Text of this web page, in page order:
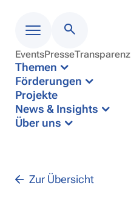
Menü
EventsPresseTransparenz
Themen
Förderungen
Projekte
News & Insights
Über uns
Zur Übersicht